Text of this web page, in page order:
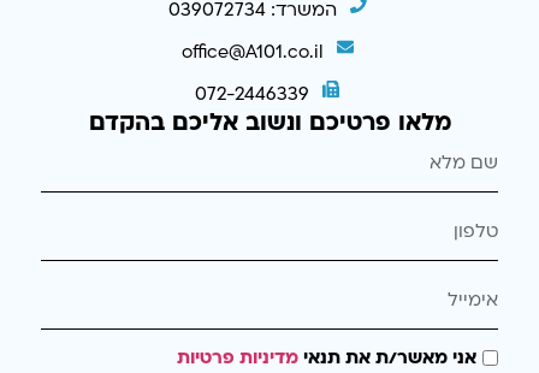
המשרד: 039072734
office@A101.co.il
072-2446339
מלאו פרטיכם ונשוב אליכם בהקדם
אני מאשר/ת את תנאימדיניות פרטיות